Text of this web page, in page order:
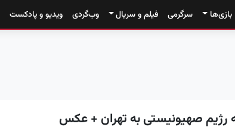
بازی‌ها سرگرمی فیلم و سریال وب‌گردی ویدیو و پادکست
رژیم صهیونیستی به تهران + عکس